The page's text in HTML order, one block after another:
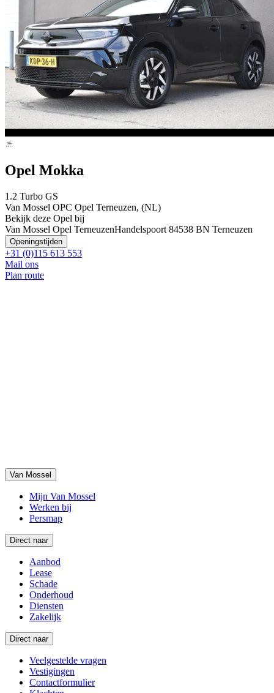
Opel Mokka
1.2 Turbo GS
Van Mossel OPC Opel Terneuzen, (NL)
Bekijk deze Opel bij
Van Mossel Opel TerneuzenHandelspoort 84538 BN Terneuzen
Openingstijden
+31 (0)115 613 553
Mail ons
Plan route
Van Mossel
Mijn Van Mossel
Werken bij
Persmap
Direct naar
Aanbod
Lease
Schade
Onderhoud
Diensten
Zakelijk
Direct naar
Veelgestelde vragen
Vestigingen
Contactformulier